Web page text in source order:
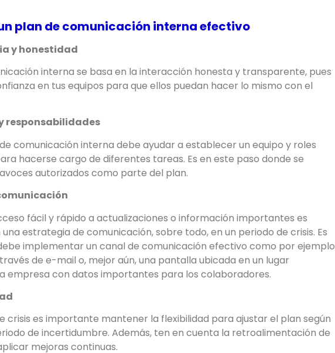
plan de comunicación interna efectivo
y honestidad
interna se basa en la interacción honesta y transparente, pues
en tus equipos para que ellos puedan hacer lo mismo con el
responsabilidades
comunicación interna debe ayudar a establecer un equipo y roles
hacerse cargo de diferentes tareas. Es en este paso donde se
autorizados como parte del plan.
fácil y rápido a actualizaciones o información importantes es
estrategia de comunicación, sobre todo, en un periodo de crisis. Es
implementar un canal de comunicación efectivo como por ejemplo
de e-mail o, mejor aún, una pantalla ubicada en un lugar
empresa con datos importantes para los colaboradores.
crisis es importante mantener la flexibilidad para ajustar el plan según
de incertidumbre. Además, ten en cuenta la retroalimentación de
mejoras continuas.